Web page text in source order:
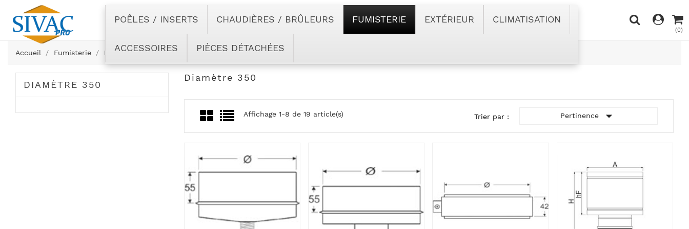
POÊLES / INSERTS CHAUDIÈRES / BRÛLEURS FUMISTERIE EXTÉRIEUR CLIMATISATION
ACCESSOIRES PIÈCES DÉTACHÉES
(0)
Accueil Fumisterie Double paroi noir Diamètre 350
DIAMÈTRE 350
Diamètre 350
Affichage 1-8 de 19 article(s) Trier par : Pertinence 